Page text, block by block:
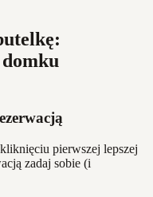
pierwszej lepszej
zadaj sobie (i